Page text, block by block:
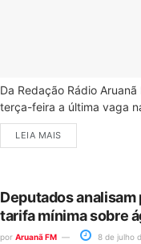
Da Redação Rádio
terça-feira a última vaga
LEIA MAIS
Deputados
tarifa mínima sobre
por Aruanã FM 8 de julho